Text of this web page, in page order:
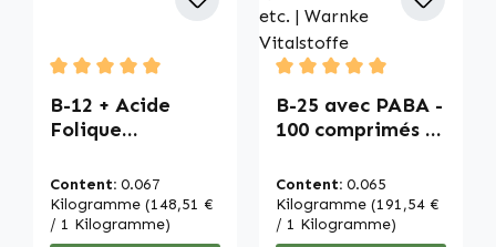
Average rating of 5 out of 5 stars
B-12 + Acide
Folique
avec Acérola -
100 comprimés -
pour la grossesse,
Content: 0.067
Kilogramme (148,51 €
/ 1 Kilogramme)
Average rating of 5 out
B-25 avec PABA -
100 comprimés -
avec biotine,
vitamine B12 etc.
- pour l’énergie,
Content: 0.065
Kilogramme (191,54 €
/ 1 Kilogramme)